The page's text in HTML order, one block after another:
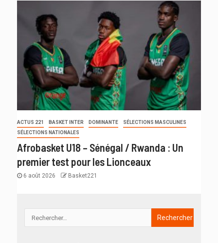
ACTUS 221 BASKET INTER DOMINANTE
SÉLECTIONS MASCULINES
SÉLECTIONS NATIONALES
Afrobasket U18 – Sénégal / Rwanda : Un
premier test pour les Lionceaux
6 août 2026 Basket221